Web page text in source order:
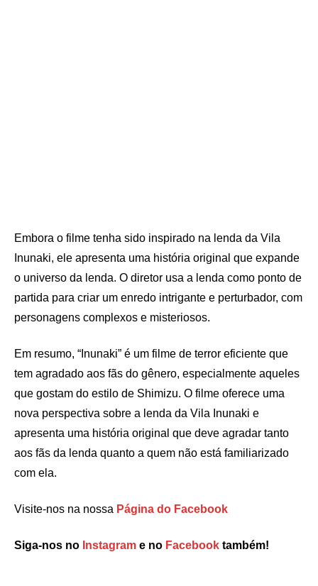
Embora o filme tenha sido inspirado na lenda da Vila
Inunaki, ele apresenta uma história original que expande
o universo da lenda. O diretor usa a lenda como ponto de
partida para criar um enredo intrigante e perturbador, com
personagens complexos e misteriosos.
Em resumo, “Inunaki” é um filme de terror eficiente que
tem agradado aos fãs do gênero, especialmente aqueles
que gostam do estilo de Shimizu. O filme oferece uma
nova perspectiva sobre a lenda da Vila Inunaki e
apresenta uma história original que deve agradar tanto
aos fãs da lenda quanto a quem não está familiarizado
com ela.
Visite-nos na nossa Página do Facebook
Siga-nos no Instagram e no Facebook também!